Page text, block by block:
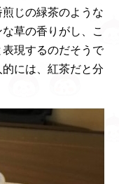
じの緑茶のような
草の香りがし、こ
現するのだそうで
には、紅茶だと分